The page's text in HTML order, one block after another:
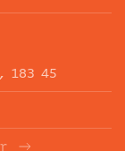
183 45